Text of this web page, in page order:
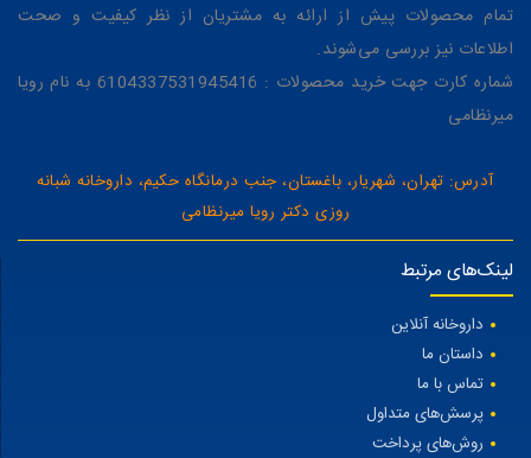
تمام محصولات پیش از ارائه به مشتریان از نظر کیفیت و صحت
اطلاعات نیز بررسی می‌شوند.
شماره کارت جهت خرید محصولات : 6104337531945416 به نام رویا
میرنظامی
آدرس: تهران، شهریار، باغستان، جنب درمانگاه حکیم، داروخانه شبانه
روزی دکتر رویا میرنظامی
لینک‌های مرتبط
داروخانه آنلاین
داستان ما
تماس با ما
پرسش‌های متداول
روش‌های پرداخت